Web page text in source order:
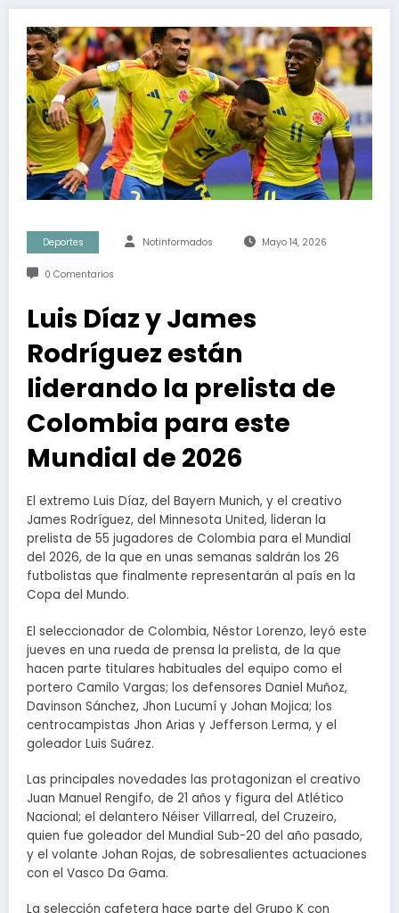
Deportes Notinformados Mayo 14, 2026
0 Comentarios
Luis Díaz y James
Rodríguez están
liderando la prelista de
Colombia para este
Mundial de 2026
El extremo Luis Díaz, del Bayern Munich, y el creativo
James Rodríguez, del Minnesota United, lideran la
prelista de 55 jugadores de Colombia para el Mundial
del 2026, de la que en unas semanas saldrán los 26
futbolistas que finalmente representarán al país en la
Copa del Mundo.
El seleccionador de Colombia, Néstor Lorenzo, leyó este
jueves en una rueda de prensa la prelista, de la que
hacen parte titulares habituales del equipo como el
portero Camilo Vargas; los defensores Daniel Muñoz,
Davinson Sánchez, Jhon Lucumí y Johan Mojica; los
centrocampistas Jhon Arias y Jefferson Lerma, y el
goleador Luis Suárez.
Las principales novedades las protagonizan el creativo
Juan Manuel Rengifo, de 21 años y figura del Atlético
Nacional; el delantero Néiser Villarreal, del Cruzeiro,
quien fue goleador del Mundial Sub-20 del año pasado,
y el volante Johan Rojas, de sobresalientes actuaciones
con el Vasco Da Gama.
La selección cafetera hace parte del Grupo K con